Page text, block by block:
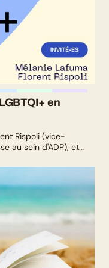
en
Rispoli (vice-
au sein d'ADP), et